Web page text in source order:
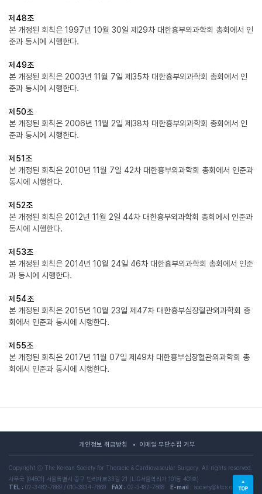
제48조
본 개정된 회칙은 1997년 10월 30일 제29차 대한흉부외과학회 총회에서 인
준과 동시에 시행한다.
제49조
본 개정된 회칙은 2003년 11월 7일 제35차 대한흉부외과학회 총회에서 인
준과 동시에 시행한다.
제50조
본 개정된 회칙은 2006년 11월 2일 제38차 대한흉부외과학회 총회에서 인
준과 동시에 시행한다.
제51조
본 개정된 회칙은 2010년 11월 7일 42차 대한흉부외과학회 총회에서 인준과
동시에 시행한다.
제52조
본 개정된 회칙은 2012년 11월 2일 44차 대한흉부외과학회 총회에서 인준과
동시에 시행한다.
제53조
본 개정된 회칙은 2014년 10월 24일 46차 대한흉부외과학회 총회에서 인준
과 동시에 시행한다.
제54조
본 개정된 회칙은 2015년 10월 23일 제47차 대한흉부심장혈관외과학회 총
회에서 인준과 동시에 시행한다.
제55조
본 개정된 회칙은 2017년 11월 07일 제49차 대한흉부심장혈관외과학회 총
회에서 인준과 동시에 시행한다.
개인정보 취급방침 이메일 무단수집 거부
Copyright ⓒ The Korean Society for Thoracic & Cardiovascular Surgery. All rights reserved.
사무국 [04501] 서울특별시 중구 만리재로33길 21 (LIG서울역리가 101동 401호)
TEL : 02-3482-7869 / 010-3934-7869 FAX : 02-3482-7868 E-mail : society@ktcs.or.kr